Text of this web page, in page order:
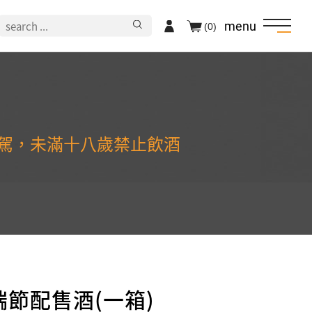
menu
(0)
，未滿十八歲禁止飲酒
配售酒(一箱)